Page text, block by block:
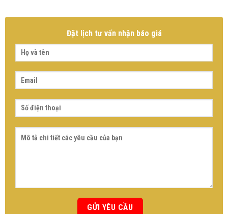
Đặt lịch tư vấn nhận báo giá